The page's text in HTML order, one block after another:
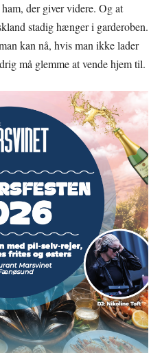
der giver videre. Og at
stadig hænger i garderoben.
kan nå, hvis man ikke lader
må glemme at vende hjem til.